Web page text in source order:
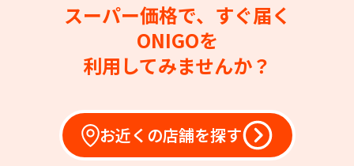
スーパー価格で、すぐ届く
ONIGOを
利用してみませんか？
お近くの店舗を探す